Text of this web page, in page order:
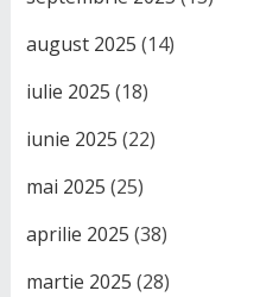
august 2025 (14)
iulie 2025 (18)
iunie 2025 (22)
mai 2025 (25)
aprilie 2025 (38)
martie 2025 (28)